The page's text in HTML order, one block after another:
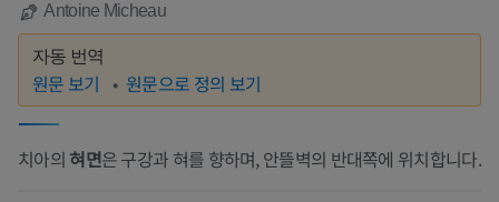
Antoine Micheau
자동 번역
원문 보기 원문으로 정의 보기
치아의 혀면은 구강과 혀를 향하며, 안뜰벽의 반대쪽에 위치합니다.